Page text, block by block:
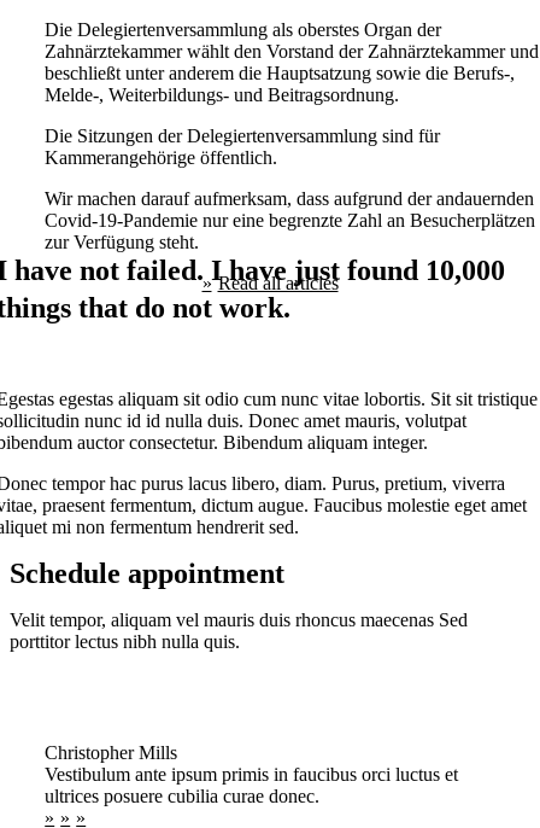
Die Delegiertenversammlung als oberstes Organ der
Zahnärztekammer wählt den Vorstand der Zahnärztekammer und
beschließt unter anderem die Hauptsatzung sowie die Berufs-,
Melde-, Weiterbildungs- und Beitragsordnung.
Die Sitzungen der Delegiertenversammlung sind für
Kammerangehörige öffentlich.
Wir machen darauf aufmerksam, dass aufgrund der andauernden
Covid-19-Pandemie nur eine begrenzte Zahl an Besucherplätzen
zur Verfügung steht.
Read all articles
have not failed. I have just found 10,000
that do not work.
egestas aliquam sit odio cum nunc vitae lobortis. Sit sit tristique
nunc id id nulla duis. Donec amet mauris, volutpat
auctor consectetur. Bibendum aliquam integer.
tempor hac purus lacus libero, diam. Purus, pretium, viverra
praesent fermentum, dictum augue. Faucibus molestie eget amet
mi non fermentum hendrerit sed.
Schedule appointment
Velit tempor, aliquam vel mauris duis rhoncus maecenas Sed
porttitor lectus nibh nulla quis.
Christopher Mills
Vestibulum ante ipsum primis in faucibus orci luctus et
ultrices posuere cubilia curae donec.